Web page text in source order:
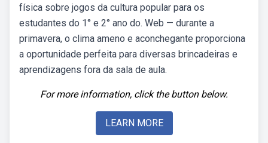
física sobre jogos da cultura popular para os
estudantes do 1° e 2° ano do. Web — durante a
primavera, o clima ameno e aconchegante proporciona
a oportunidade perfeita para diversas brincadeiras e
aprendizagens fora da sala de aula.
For more information, click the button below.
LEARN MORE